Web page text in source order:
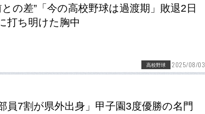
の差”「今の高校野球は過渡期」敗退2日
打ち明けた胸中
高校野球 2025/08/03
員7割が県外出身」甲子園3度優勝の名門